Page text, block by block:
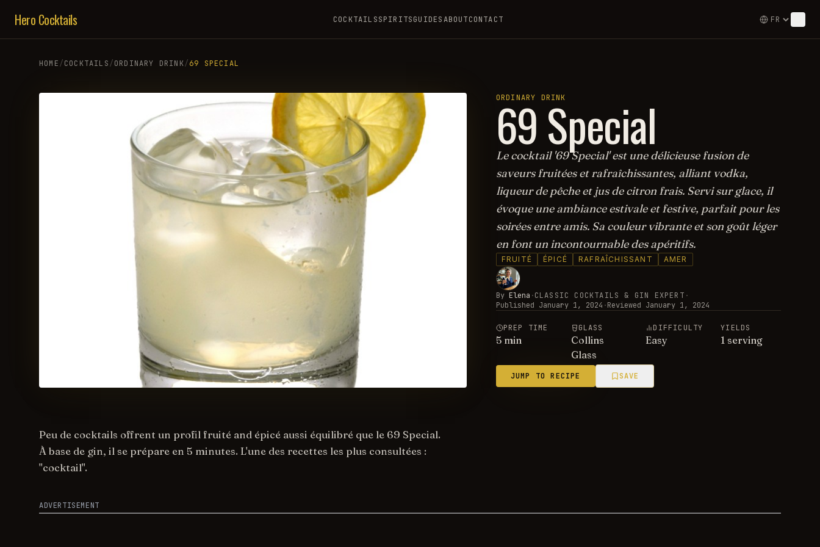
Hero Cocktails COCKTAILSSPIRITSGUIDESABOUTCONTACT
HOME/COCKTAILS/ORDINARY DRINK/69 SPECIAL
ORDINARY DRINK
69 Special
Le cocktail '69 Special' est une délicieuse fusion de
saveurs fruitées et rafraîchissantes, alliant vodka,
liqueur de pêche et jus de citron frais. Servi sur glace, il
évoque une ambiance estivale et festive, parfait pour les
soirées entre amis. Sa couleur vibrante et son goût léger
en font un incontournable des apéritifs.
FRUITÉ ÉPICÉ RAFRAÎCHISSANT AMER
By Elena ·CLASSIC COCKTAILS & GIN EXPERT ·
Published January 1, 2024 ·Reviewed January 1, 2024
PREP TIME
5min
GLASS
Collins
Glass
DIFFICULTY
Easy
YIELDS
1 serving
JUMP TO RECIPE SAVE
Peu de cocktails offrent un profil fruité and épicé aussi équilibré que le 69 Special.
À base de gin, il se prépare en 5 minutes. L'une des recettes les plus consultées :
"cocktail".
ADVERTISEMENT